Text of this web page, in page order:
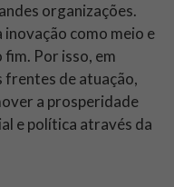
organizações.
como meio e
Por isso, em
frentes de atuação,
a prosperidade
e política através da